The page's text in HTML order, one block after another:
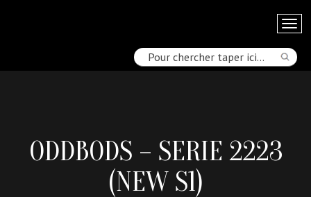
ODDBODS – SERIE 2223
(NEW S1)